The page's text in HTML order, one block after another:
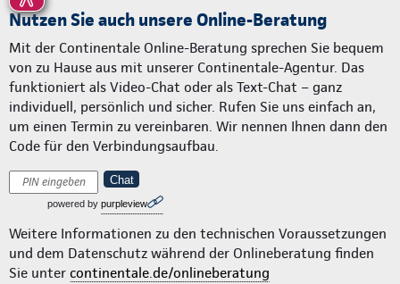
Nutzen Sie auch unsere Online-Beratung
Mit der Continentale Online-Beratung sprechen Sie bequem
von zu Hause aus mit unserer Continentale-Agentur. Das
funktioniert als Video-Chat oder als Text-Chat – ganz
individuell, persönlich und sicher. Rufen Sie uns einfach an,
um einen Termin zu vereinbaren. Wir nennen Ihnen dann den
Code für den Verbindungsaufbau.
Chat
powered by purpleview
Weitere Informationen zu den technischen Voraussetzungen
und dem Datenschutz während der Onlineberatung finden
Sie unter continentale.de/onlineberatung